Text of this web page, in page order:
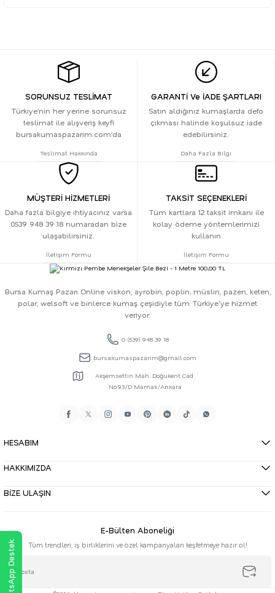
SORUNSUZ TESLİMAT
Türkiye’nin her yerine sorunsuz
teslimat ile alışveriş keyfi
bursakumaspazarim.com’da
Teslimat Hakkında
GARANTİ Ve İADE ŞARTLARI
Satın aldığınız kumaşlarda defo
çıkması halinde koşulsuz iade
edebilirsiniz.
Daha Fazla Bilgi
MÜŞTERİ HİZMETLERİ
Daha fazla bilgiye ihtiyacınız varsa
0539 948 39 18 numaradan bize
ulaşabilirsiniz.
İletişim Formu
TAKSİT SEÇENEKLERİ
Tüm kartlara 12 taksit imkanı ile
kolay ödeme yöntemlerimizi
kullanın
İletişim Formu
Bursa Kumaş Pazarı Online viskon, ayrobin, poplin, müslin, pazen, keten,
polar, welsoft ve binlerce kumaş çeşidiyle tüm Türkiye'ye hizmet
veriyor.
0 (539) 948 39 18
bursakumaspazarim@gmail.com
Akşemsettin Mah. Doğukent Cad.
No:93/D Mamak/Ankara
HESABIM
HAKKIMIZDA
BİZE ULAŞIN
E-Bülten Aboneliği
Tüm trendleri, iş birliklerini ve özel kampanyaları keşfetmeye hazır ol!
WhatsApp Destek